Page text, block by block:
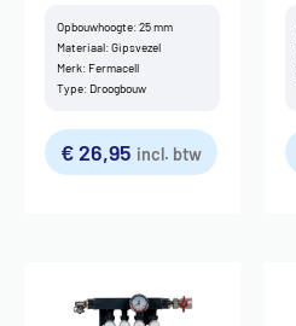
Opbouwhoogte: 25 mm
Materiaal: Gipsvezel
Merk: Fermacell
Type: Droogbouw
€26,95 incl. btw